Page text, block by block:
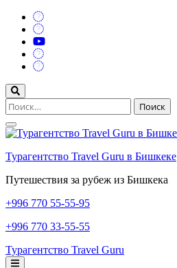
Перейти
содержимому
(нажмите
Enter)
Найти:
Турагентство Travel Guru в Бишкеке
Путешествия за рубеж из Бишкека
+996 770 55-55-95
+996 770 33-55-55
Турагентство Travel Guru